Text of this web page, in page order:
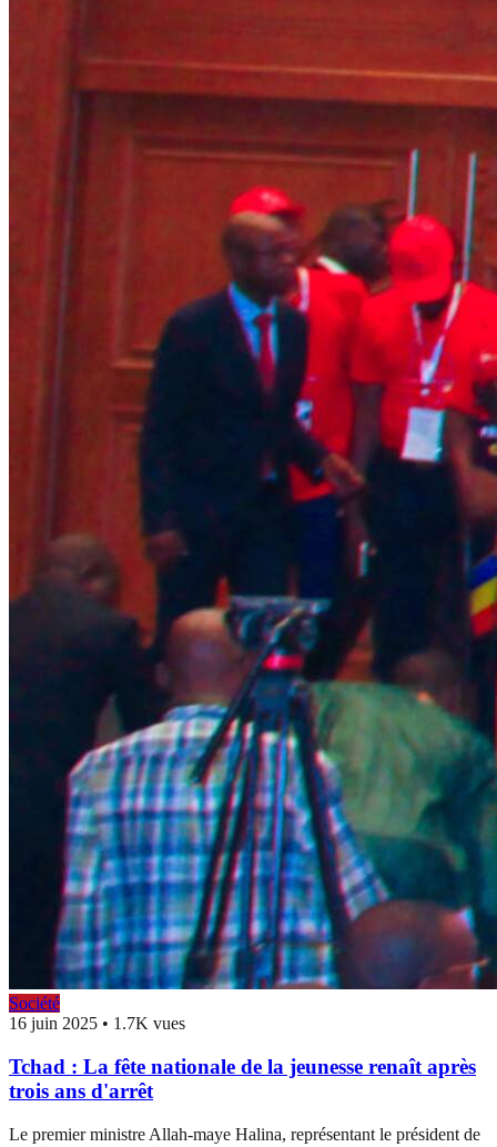
Société
16 juin 2025 • 1.7K vues
Tchad : La fête nationale de la jeunesse renaît après
trois ans d'arrêt
Le premier ministre Allah-maye Halina, représentant le président de